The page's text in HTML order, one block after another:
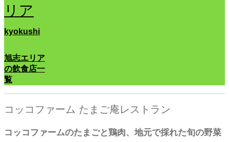
リア
kyokushi
旭志エリア
の飲食店一
覧
コッコファーム たまご庵レストラン
コッコファームのたまごと鶏肉、地元で採れた旬の野菜